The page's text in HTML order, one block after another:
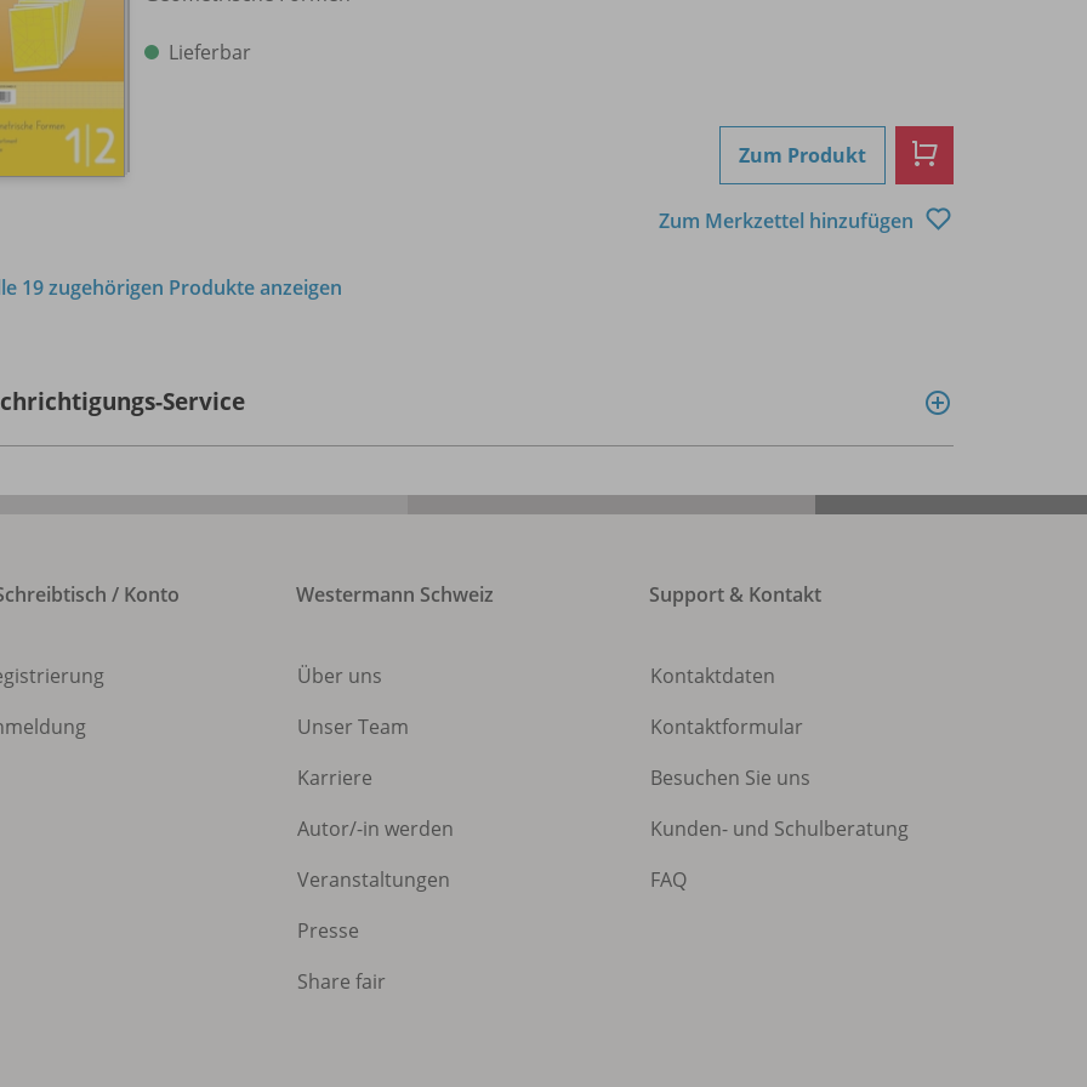
Lieferbar
Zum Produkt
Zum Merkzettel hinzufügen
19 zugehörigen Produkte anzeigen
Service
/ Konto Westermann Schweiz
Über uns
Unser Team
Karriere
Autor/-in werden
Veranstaltungen
Presse
Share fair
Support & Kontakt
Kontaktdaten
Kontaktformular
Besuchen Sie uns
Kunden- und Schulberatung
FAQ